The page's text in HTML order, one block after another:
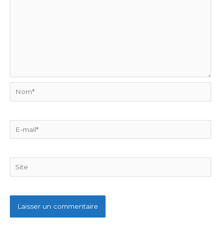
Nom*
E-
mail*
Site